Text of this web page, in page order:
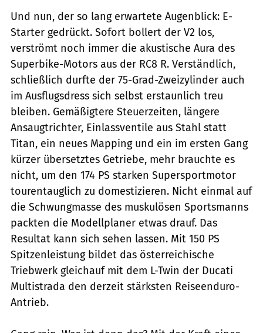
Und nun, der so lang erwartete Augenblick: E-
Starter gedrückt. Sofort bollert der V2 los,
verströmt noch immer die akustische Aura des
Superbike-Motors aus der RC8 R. Verständlich,
schließlich durfte der 75-Grad-Zweizylinder auch
im Ausflugsdress sich selbst erstaunlich treu
bleiben. Gemäßigtere Steuerzeiten, längere
Ansaugtrichter, Einlassventile aus Stahl statt
Titan, ein neues Mapping und ein im ersten Gang
kürzer übersetztes Getriebe, mehr brauchte es
nicht, um den 174 PS starken Supersportmotor
tourentauglich zu domestizieren. Nicht einmal auf
die Schwungmasse des muskulösen Sportsmanns
packten die Modellplaner etwas drauf. Das
Resultat kann sich sehen lassen. Mit 150 PS
Spitzenleistung bildet das österreichische
Triebwerk gleichauf mit dem L-Twin der Ducati
Multistrada den derzeit stärksten Reiseenduro-
Antrieb.